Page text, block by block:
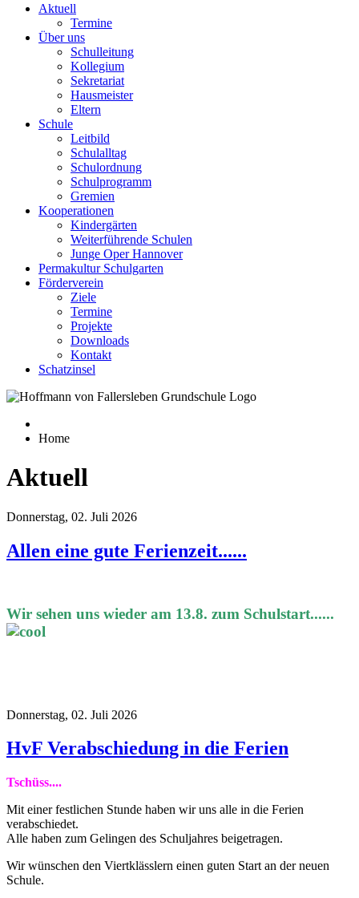
Aktuell
Termine
Über uns
Schulleitung
Kollegium
Sekretariat
Hausmeister
Eltern
Schule
Leitbild
Schulalltag
Schulordnung
Schulprogramm
Gremien
Kooperationen
Kindergärten
Weiterführende Schulen
Junge Oper Hannover
Permakultur Schulgarten
Förderverein
Ziele
Termine
Projekte
Downloads
Kontakt
Schatzinsel
Home
Aktuell
Donnerstag, 02. Juli 2026
Allen eine gute Ferienzeit......
Wir sehen uns wieder am 13.8. zum Schulstart......
Donnerstag, 02. Juli 2026
HvF Verabschiedung in die Ferien
Tschüss....
Mit einer festlichen Stunde haben wir uns alle in die Ferien
verabschiedet.
Alle haben zum Gelingen des Schuljahres beigetragen.
Wir wünschen den Viertklässlern einen guten Start an der neuen
Schule.